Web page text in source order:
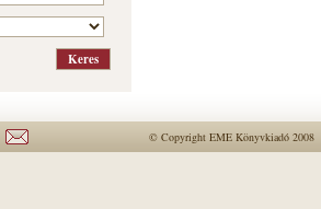
© Copyright EME Könyvkiadó 2008